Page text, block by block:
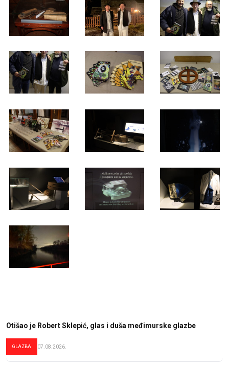
Otišao je Robert Sklepić, glas i duša međimurske glazbe
GLAZBA 07.08.2026.